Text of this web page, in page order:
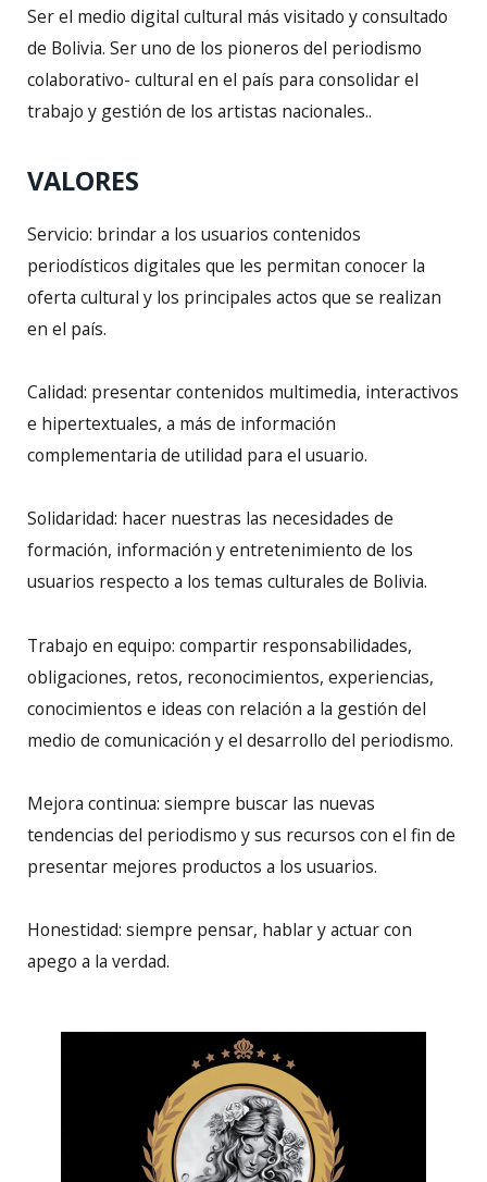
Ser el medio digital cultural más visitado y consultado
de Bolivia. Ser uno de los pioneros del periodismo
colaborativo- cultural en el país para consolidar el
trabajo y gestión de los artistas nacionales..
VALORES
Servicio: brindar a los usuarios contenidos
periodísticos digitales que les permitan conocer la
oferta cultural y los principales actos que se realizan
en el país.
Calidad: presentar contenidos multimedia, interactivos
e hipertextuales, a más de información
complementaria de utilidad para el usuario.
Solidaridad: hacer nuestras las necesidades de
formación, información y entretenimiento de los
usuarios respecto a los temas culturales de Bolivia.
Trabajo en equipo: compartir responsabilidades,
obligaciones, retos, reconocimientos, experiencias,
conocimientos e ideas con relación a la gestión del
medio de comunicación y el desarrollo del periodismo.
Mejora continua: siempre buscar las nuevas
tendencias del periodismo y sus recursos con el fin de
presentar mejores productos a los usuarios.
Honestidad: siempre pensar, hablar y actuar con
apego a la verdad.